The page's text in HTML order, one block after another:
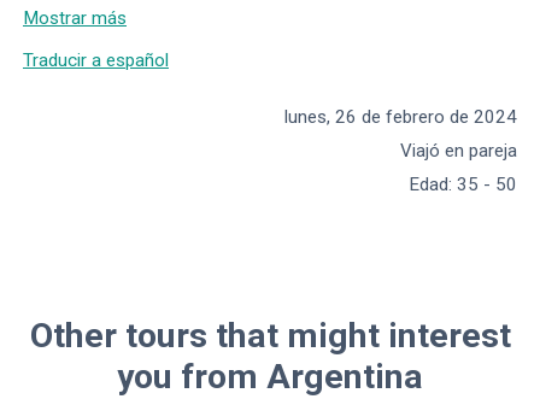
Mostrar más
Traducir a español
lunes, 26 de febrero de 2024
Viajó en pareja
Edad: 35 - 50
Other tours that might interest
you from Argentina